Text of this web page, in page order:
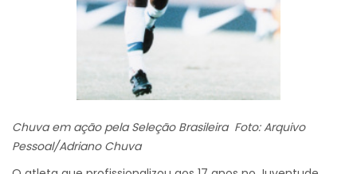
Chuva em ação pela Seleção Brasileira Foto: Arquivo
Pessoal/Adriano Chuva